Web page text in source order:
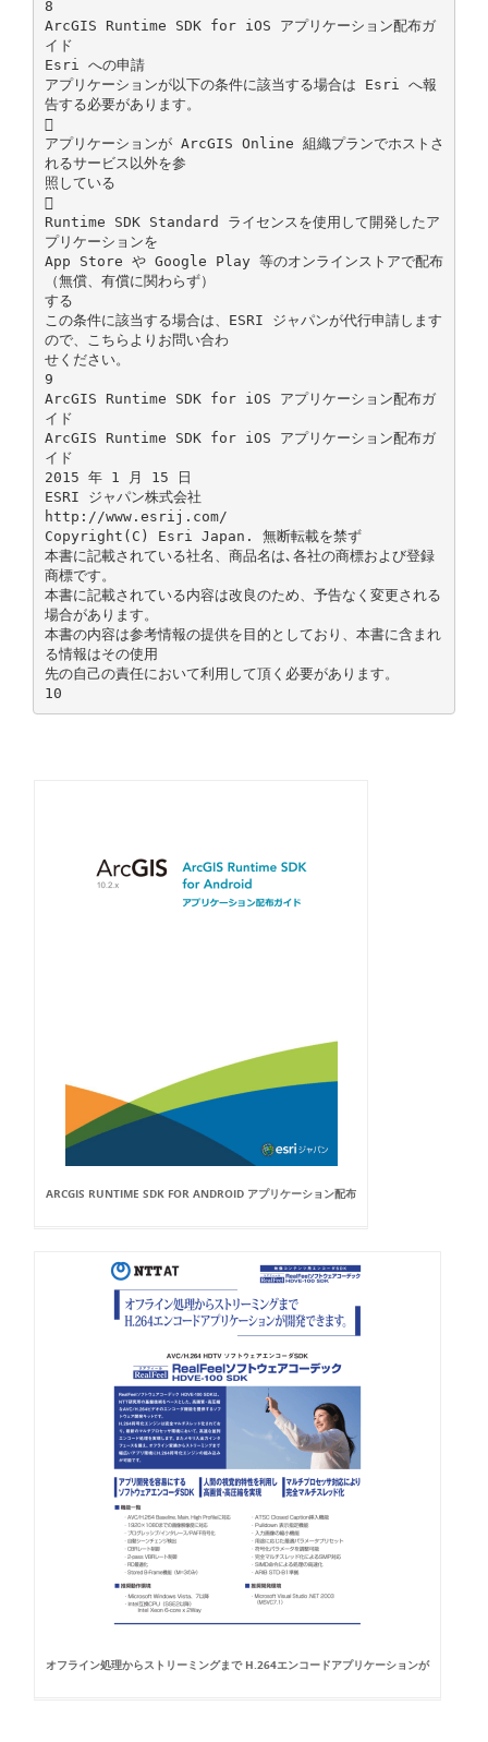
8
ArcGIS Runtime SDK for iOS アプリケーション配布ガ
イド
Esri への申請
アプリケーションが以下の条件に該当する場合は Esri へ報
告する必要があります。

アプリケーションが ArcGIS Online 組織プランでホストさ
れるサービス以外を参
照している

Runtime SDK Standard ライセンスを使用して開発したア
プリケーションを
App Store や Google Play 等のオンラインストアで配布
（無償、有償に関わらず）
する
この条件に該当する場合は、ESRI ジャパンが代行申請します
ので、こちらよりお問い合わ
せください。
9
ArcGIS Runtime SDK for iOS アプリケーション配布ガ
イド
ArcGIS Runtime SDK for iOS アプリケーション配布ガ
イド
2015 年 1 月 15 日
ESRI ジャパン株式会社
http://www.esrij.com/
Copyright(C) Esri Japan. 無断転載を禁ず
本書に記載されている社名、商品名は､各社の商標および登録
商標です。
本書に記載されている内容は改良のため、予告なく変更される
場合があります。
本書の内容は参考情報の提供を目的としており、本書に含まれ
る情報はその使用
先の自己の責任において利用して頂く必要があります。
ARCGIS RUNTIME SDK FOR ANDROID アプリケーション配布
オフライン処理からストリーミングまで H.264エンコードアプリケーションが